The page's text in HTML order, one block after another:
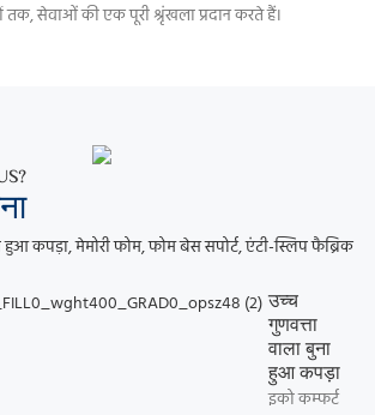
तक, सेवाओं की एक पूरी श्रृंखला प्रदान करते हैं।
हुआ कपड़ा, मेमोरी फोम, फोम बेस सपोर्ट, एंटी-स्लिप फैब्रिक
उच्च
गुणवत्ता
वाला बुना
हुआ कपड़ा
इको कम्फर्ट